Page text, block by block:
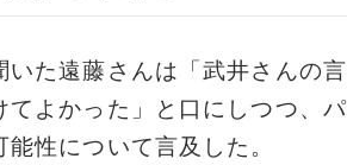
いた遠藤さんは「武井さんの言
てよかった」と口にしつつ、パ
性について言及した。